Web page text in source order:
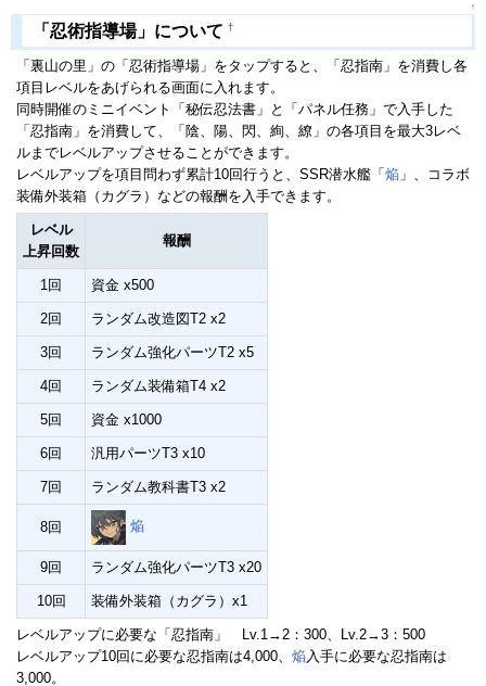
↑
「忍術指導場」について †
「裏山の里」の「忍術指導場」をタップすると、「忍指南」を消費し各
項目レベルをあげられる画面に入れます。
同時開催のミニイベント「秘伝忍法書」と「パネル任務」で入手した
「忍指南」を消費して、「陰、陽、閃、絢、繚」の各項目を最大3レベ
ルまでレベルアップさせることができます。
レベルアップを項目問わず累計10回行うと、SSR潜水艦「焔 」、コラボ
装備外装箱（カグラ）などの報酬を入手できます。
レベル
上昇回数
報酬
1回 資金 x500
2回 ランダム改造図T2 x2
3回 ランダム強化パーツT2 x5
4回 ランダム装備箱T4 x2
5回 資金 x1000
6回 汎用パーツT3 x10
7回 ランダム教科書T3 x2
8回 焔
9回 ランダム強化パーツT3 x20
10回 装備外装箱（カグラ）x1
レベルアップに必要な「忍指南」 Lv.1→2：300、Lv.2→3：500
レベルアップ10回に必要な忍指南は4,000、 焔 入手に必要な忍指南は
3,000。